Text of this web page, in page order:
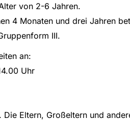
von 2-6 Jahren.
4 Monaten und drei Jahren
III.
an:
Uhr
Eltern, Großeltern und